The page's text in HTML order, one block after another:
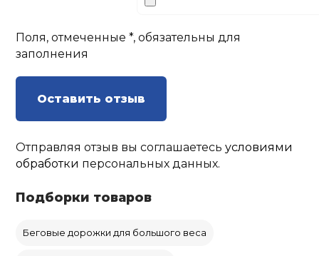
Поля, отмеченные *, обязательны для
заполнения
Оставить отзыв
Отправляя отзыв вы соглашаетесьусловиями
обработки персональных данных.
Подборки товаров
Беговые дорожки для большого веса